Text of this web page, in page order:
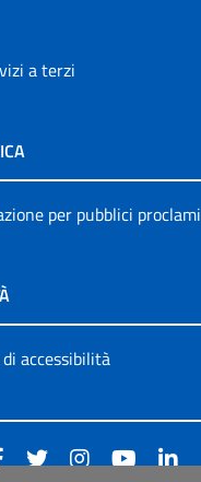
a terzi
per pubblici proclami
accessibilità